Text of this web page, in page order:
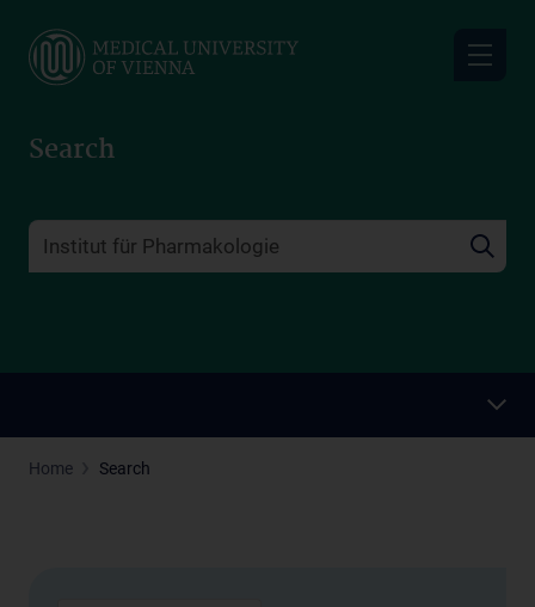
main
Search
Home Search